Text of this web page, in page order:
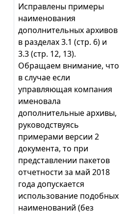
Исправлены примеры
наименования
дополнительных архивов
в разделах 3.1 (стр. 6) и
3.3 (стр. 12, 13).
Обращаем внимание, что
в случае если
управляющая компания
именовала
дополнительные архивы,
руководствуясь
примерами версии 2
документа, то при
представлении пакетов
отчетности за май 2018
года допускается
использование подобных
наименований (без